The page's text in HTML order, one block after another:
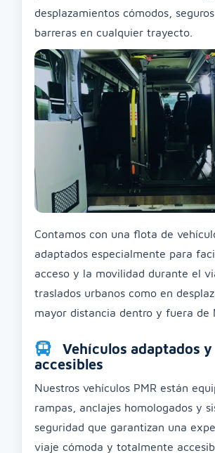
desplazamientos cómodos,
barreras en cualquier trayecto.
Contamos con una flota de
adaptados especialmente para
acceso y la movilidad durante el
traslados urbanos como en
mayor distancia dentro y fuera de
Vehículos adaptados y
accesibles
Nuestros vehículos PMR están
rampas, anclajes homologados y
seguridad que garantizan una
viaje cómoda y totalmente